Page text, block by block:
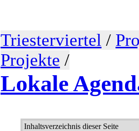
Triesterviertel /
Projekte /
Lokale
Inhaltsverzeichnis dieser Seite